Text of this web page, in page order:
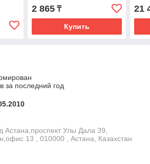
2 865₸
Купить
21
за последний год
Астана,проспект Улы Дала 39,
13 , 010000 , Астана, Казахстан